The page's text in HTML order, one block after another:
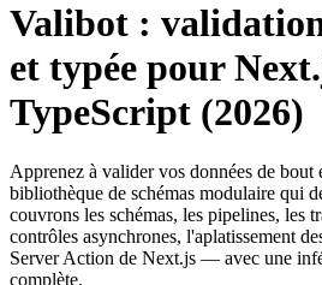
Valibot :
et typée pour
TypeScript (2026)
Apprenez à valider vos données de bout
bibliothèque de schémas modulaire qui
couvrons les schémas, les pipelines, les
contrôles asynchrones, l'aplatissement
Server Action de Next.js — avec une
complète.